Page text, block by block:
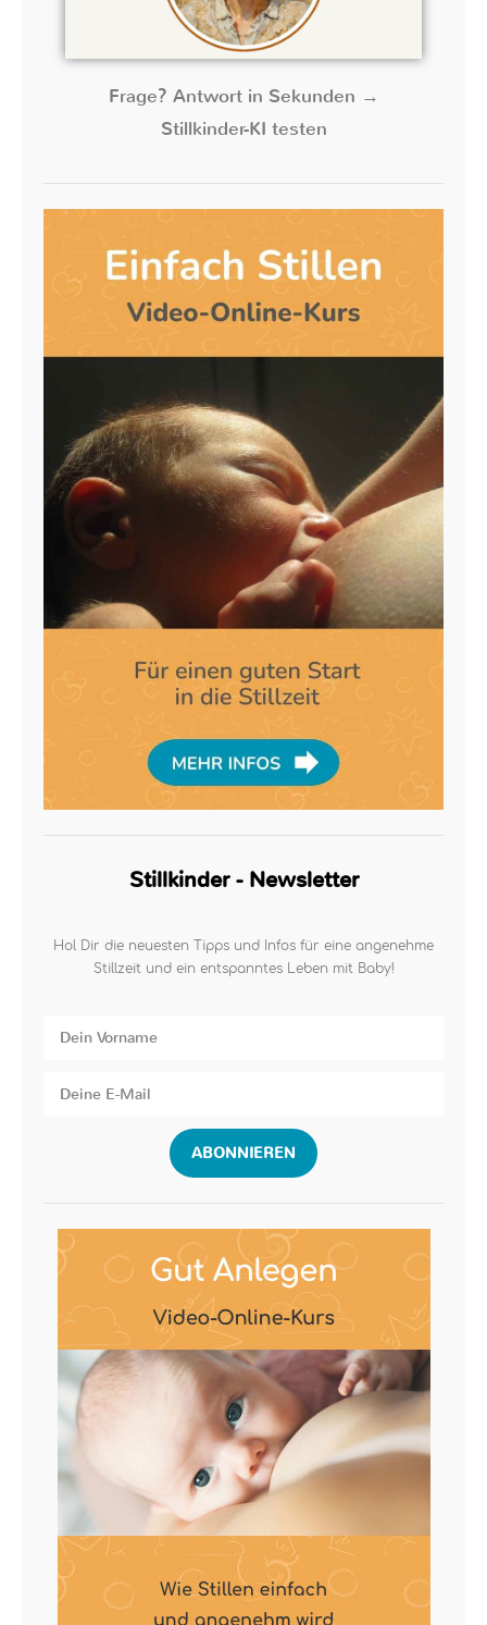
Frage? Antwort in Sekunden →
Stillkinder-KI testen
Stillkinder - Newsletter
Hol Dir die neuesten Tipps und Infos für eine angenehme
Stillzeit und ein entspanntes Leben mit Baby!
ABONNIEREN